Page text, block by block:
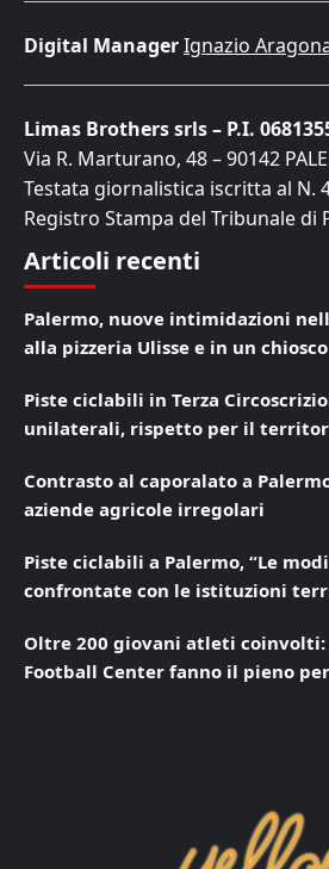
Digital ManagerIgnazio
Limas Brothers srls – P.I.
Via R. Marturano, 48 – 90142
Testata giornalistica iscritta al N.
Registro Stampa del Tribunale di
Articoli recenti
Palermo, nuove intimidazioni
alla pizzeria Ulisse e in un
Piste ciclabili in Terza
unilaterali, rispetto per il
Contrasto al caporalato a
aziende agricole irregolari
Piste ciclabili a Palermo, “Le
confrontate con le istituzioni
Oltre 200 giovani atleti coinvolti:
Football Center fanno il pieno per